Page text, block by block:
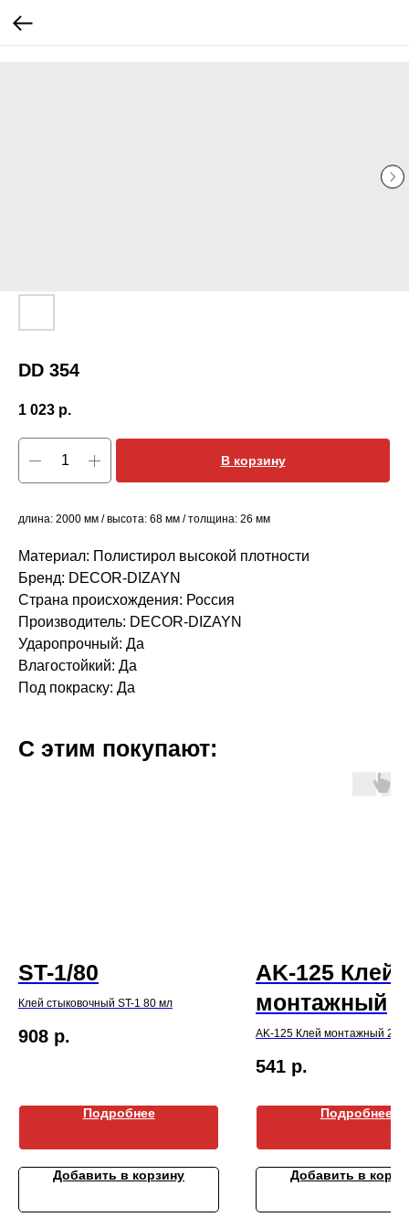
DD 354
1 023 р.
В корзину
длина: 2000 мм / высота: 68 мм / толщина: 26 мм
Материал: Полистирол высокой плотности
Бренд: DECOR-DIZAYN
Страна происхождения: Россия
Производитель: DECOR-DIZAYN
Ударопрочный: Да
Влагостойкий: Да
Под покраску: Да
С этим покупают:
ST-1/80
Клей стыковочный ST-1 80 мл
908 р.
Подробнее
Добавить в корзину
AK-125 Клей
монтажный
AK-125 Клей монтажный 290
541 р.
Подробнее
Добавить в